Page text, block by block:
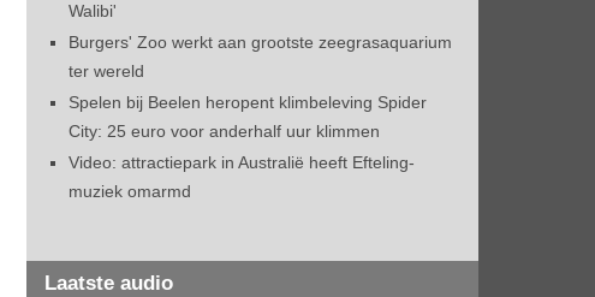
Walibi'
Burgers' Zoo werkt aan grootste zeegrasaquarium
ter wereld
Spelen bij Beelen heropent klimbeleving Spider
City: 25 euro voor anderhalf uur klimmen
Video: attractiepark in Australië heeft Efteling-
muziek omarmd
Laatste audio